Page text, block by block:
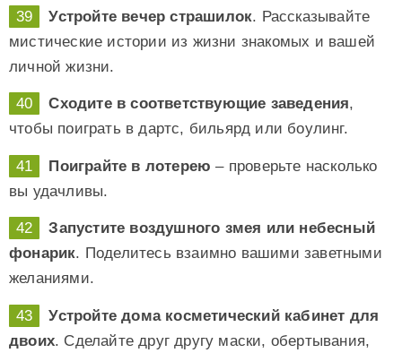
Устройте вечер страшилок. Рассказывайте
мистические истории из жизни знакомых и вашей
личной жизни.
Сходите в соответствующие заведения,
чтобы поиграть в дартс, бильярд или боулинг.
Поиграйте в лотерею – проверьте насколько
вы удачливы.
Запустите воздушного змея или небесный
фонарик. Поделитесь взаимно вашими заветными
желаниями.
Устройте дома косметический кабинет для
двоих. Сделайте друг другу маски, обертывания,